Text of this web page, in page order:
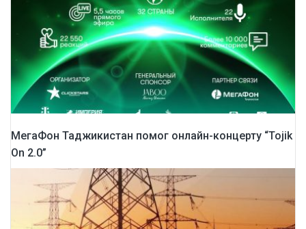
МегаФон Таджикистан помог онлайн-концерту “Tojik
On 2.0”